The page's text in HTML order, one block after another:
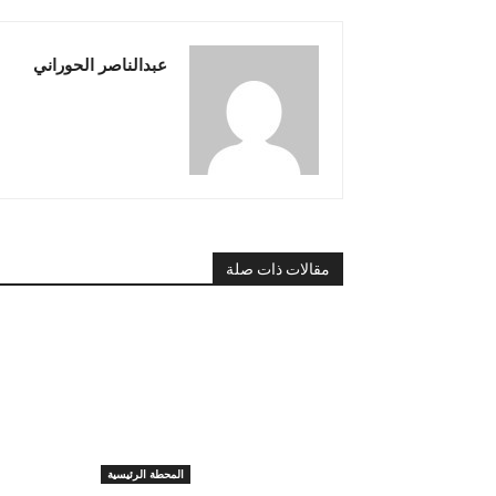
عبدالناصر الحوراني
مقالات ذات صلة
المحطة الرئيسية